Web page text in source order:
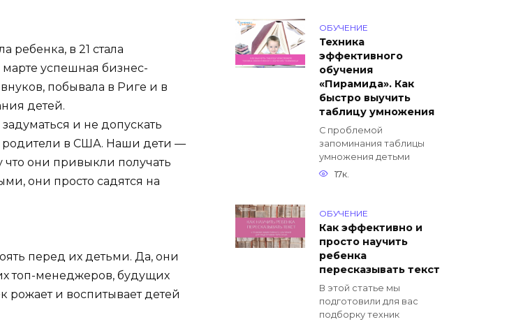
ребенка, в 21 стала
успешная бизнес-
побывала в Риге и в
детей.
и не допускать
родители в США. Наши дети —
что они привыкли получать
они просто садятся на
перед их детьми. Да, они
топ-менеджеров, будущих
и воспитывает детей
ОБУЧЕНИЕ
Техника
эффективного
обучения
«Пирамида». Как
быстро выучить
таблицу умножения
С проблемой
запоминания таблицы
умножения детьми
17к.
ОБУЧЕНИЕ
Как эффективно и
просто научить
ребенка
пересказывать текст
В этой статье мы
подготовили для вас
подборку техник